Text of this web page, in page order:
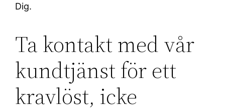
Dig.
Ta kontakt med vår
kundtjänst för ett
kravlöst, icke